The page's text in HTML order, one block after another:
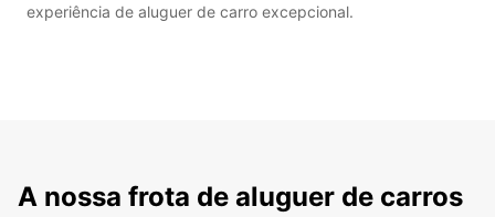
experiência de aluguer de carro excepcional.
A nossa frota de aluguer de carros